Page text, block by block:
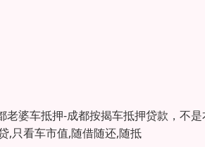
婆车抵押-成都按揭车抵押贷款，不是
,只看车市值,随借随还,随抵